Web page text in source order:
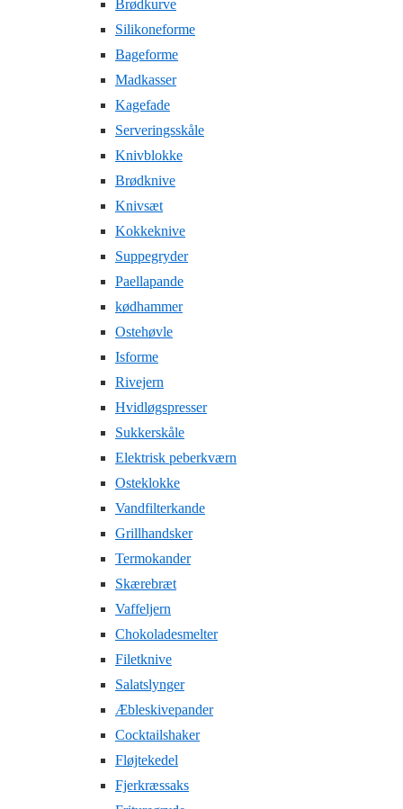
Brødkurve
Silikoneforme
Bageforme
Madkasser
Kagefade
Serveringsskåle
Knivblokke
Brødknive
Knivsæt
Kokkeknive
Suppegryder
Paellapande
kødhammer
Ostehøvle
Isforme
Rivejern
Hvidløgspresser
Sukkerskåle
Elektrisk peberkværn
Osteklokke
Vandfilterkande
Grillhandsker
Termokander
Skærebræt
Vaffeljern
Chokoladesmelter
Filetknive
Salatslynger
Æbleskivepander
Cocktailshaker
Fløjtekedel
Fjerkræssaks